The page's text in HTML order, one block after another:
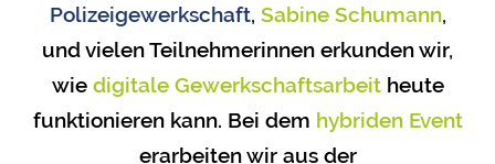
Polizeigewerkschaft, Sabine Schumann,
und vielen Teilnehmerinnen erkunden wir,
wie digitale Gewerkschaftsarbeitheute
funktionieren kann. Bei dem hybriden Event
erarbeiten wir aus der